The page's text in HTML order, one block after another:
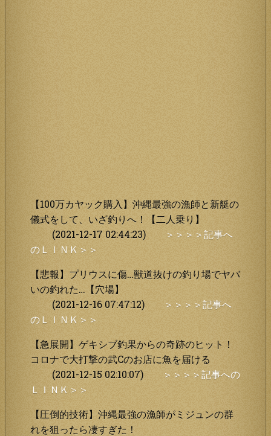
【100万カヤック購入】沖縄最強の漁師と新艇の
儀式をして、いざ釣りへ！【二人乗り】
(2021-12-17 02:44:23)
＞＞＞＞記事へ
のＬＩＮＫ＞＞
【悲報】プリウスに傷…獣道抜けの釣り場でヤバ
いの釣れた…【穴場】
(2021-12-16 07:47:12)
＞＞＞＞記事へ
のＬＩＮＫ＞＞
【急展開】ゲキシブ釣果からの奇跡のヒット！
コロナで大打撃の武Cのお店に魚を届ける
(2021-12-15 02:10:07)
＞＞＞＞記事への
ＬＩＮＫ＞＞
【圧倒的技術】沖縄最強の漁師がミジュンの群
れを狙ったら凄すぎた！